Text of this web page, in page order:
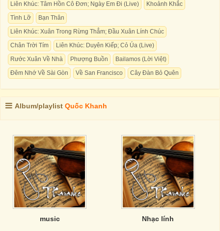
Liên Khúc: Tâm Hồn Cô Đơn; Ngày Em Đi (Live)
Khoảnh Khắc
Tình Lỡ
Bạn Thân
Liên Khúc: Xuân Trong Rừng Thẳm; Đầu Xuân Lính Chúc
Chân Trời Tím
Liên Khúc: Duyên Kiếp; Cỏ Úa (Live)
Rước Xuân Về Nhà
Phượng Buồn
Bailamos (Lời Việt)
Đêm Nhớ Về Sài Gòn
Về San Francisco Cây Đàn Bỏ Quên
Album/playlist Quốc Khanh
music Nhạc lính